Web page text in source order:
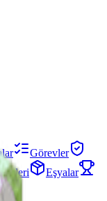
Görevler
Eşyalar